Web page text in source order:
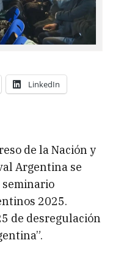
LinkedIn
de la Nación y
Argentina se
2025.
de desregulación